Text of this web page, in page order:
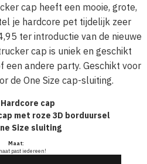
cap heeft een mooie, grote,
je hardcore pet tijdelijk zeer
ter introductie van de nieuwe
cap is uniek en geschikt
een andere party. Geschikt voor
de One Size cap-sluiting.
Hardcore cap
met roze 3D borduursel
Size sluiting
Maat:
past iedereen!